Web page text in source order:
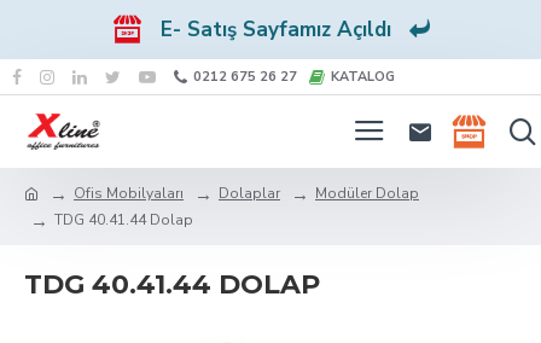
E- Satış Sayfamız Açıldı
0212 675 26 27 KATALOG
Ofis Mobilyaları Dolaplar
Modüler Dolap
TDG 40.41.44 Dolap
TDG 40.41.44 DOLAP